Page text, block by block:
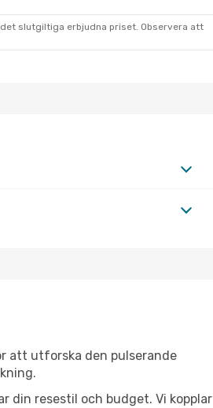
slutgiltiga erbjudna priset. Observera att
att utforska den pulserande
din resestil och budget. Vi kopplar